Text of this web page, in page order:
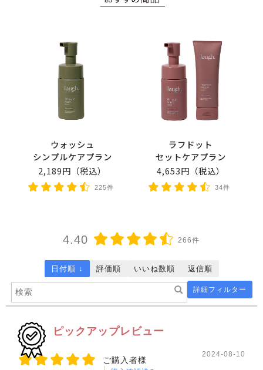
ウォッシュ
シンプルケアプラン
2,189円（税込）
225件
ラフドット
セットケアプラン
4,653円（税込）
34件
4.40 266件
詳細フィルター
日付順 ↓ 評価順 いいね数順 返信順
ピックアップレビュー
ご購入者様
2024-08-10